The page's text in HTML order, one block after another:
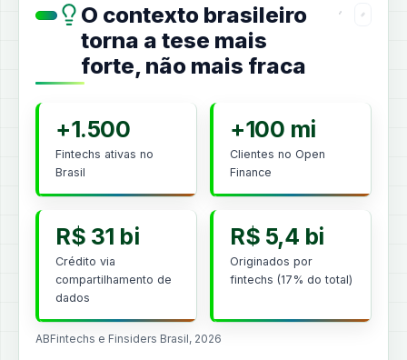
O contexto brasileiro
torna a tese mais
forte, não mais fraca
+1.500
Fintechs ativas no
Brasil
+100 mi
Clientes no Open
Finance
R$ 31 bi
Crédito via
compartilhamento de
dados
R$ 5,4 bi
Originados por
fintechs (17% do total)
ABFintechs e Finsiders Brasil, 2026